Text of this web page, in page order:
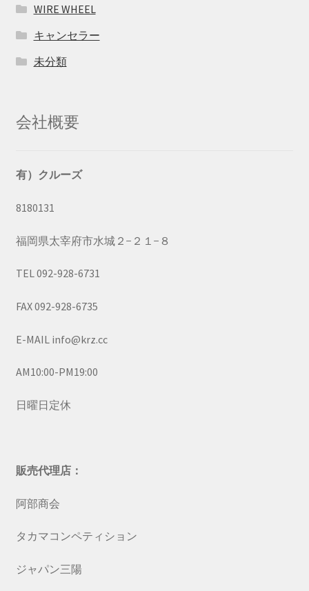
WIRE WHEEL
キャンセラー
未分類
会社概要
有）クルーズ
8180131
福岡県太宰府市水城２−２１−８
TEL 092-928-6731
FAX 092-928-6735
E-MAIL info@krz.cc
AM10:00-PM19:00
日曜日定休
販売代理店：
阿部商会
タカマコンペティション
ジャパン三陽